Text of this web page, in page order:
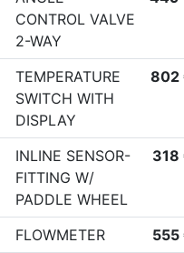
CONTROL VALVE
2-WAY
TEMPERATURE
SWITCH WITH
DISPLAY
802
INLINE SENSOR-
FITTING W/
PADDLE WHEEL
318
FLOWMETER
555